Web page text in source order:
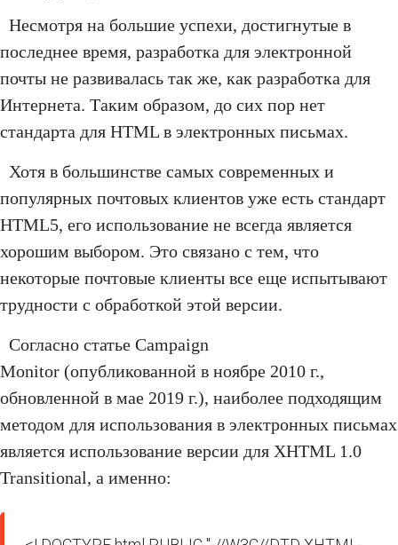
Несмотря на большие успехи, достигнутые в
последнее время, разработка для электронной
почты не развивалась так же, как разработка для
Интернета. Таким образом, до сих пор нет
стандарта для HTML в электронных письмах.
Хотя в большинстве самых современных и
популярных почтовых клиентов уже есть стандарт
HTML5, его использование не всегда является
хорошим выбором. Это связано с тем, что
некоторые почтовые клиенты все еще испытывают
трудности с обработкой этой версии.
Согласно статье Campaign
Monitor (опубликованной в ноябре 2010 г.,
обновленной в мае 2019 г.), наиболее подходящим
методом для использования в электронных письмах
является использование версии для XHTML 1.0
Transitional, а именно: